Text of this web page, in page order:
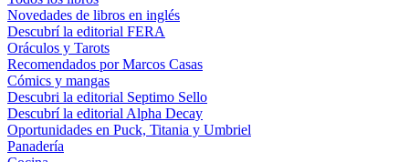
Novedades de libros en inglés
Descubrí la editorial FERA
Oráculos y Tarots
Recomendados por Marcos Casas
Cómics y mangas
Descubri la editorial Septimo Sello
Descubrí la editorial Alpha Decay
Oportunidades en Puck, Titania y Umbriel
Panadería